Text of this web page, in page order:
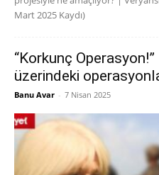
Mart 2025 Kaydı)
“Korkunç
üzerindeki
Banu Avar - 7 Nisan 2025